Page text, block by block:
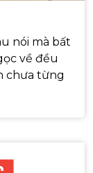
nói mà bất
về đều
chưa từng